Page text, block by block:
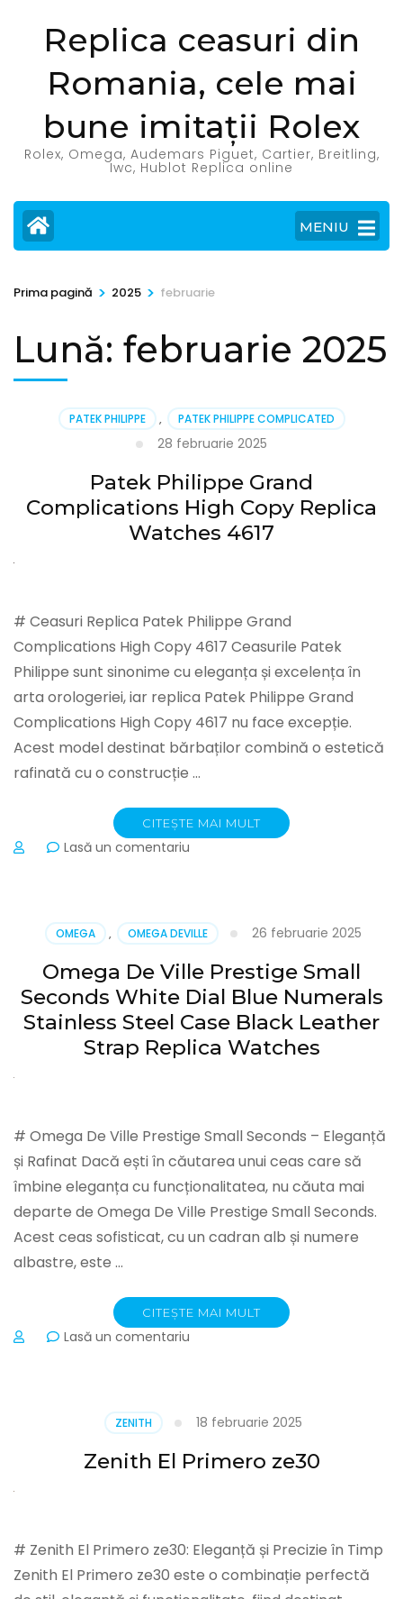
Replica ceasuri din
Romania, cele mai
bune imitații Rolex
Rolex, Omega, Audemars Piguet, Cartier, Breitling,
Iwc, Hublot Replica online
MENIU
Prima pagină > 2025 > februarie
Lună: februarie 2025
PATEK PHILIPPE , PATEK PHILIPPE COMPLICATED
28 februarie 2025
Patek Philippe Grand
Complications High Copy Replica
Watches 4617
# Ceasuri Replica Patek Philippe Grand
Complications High Copy 4617 Ceasurile Patek
Philippe sunt sinonime cu eleganța și excelența în
arta orologeriei, iar replica Patek Philippe Grand
Complications High Copy 4617 nu face excepție.
Acest model destinat bărbaților combină o estetică
rafinată cu o construcție …
CITEȘTE MAI MULT
Lasă un comentariu
Complications
High
Copy
Replica
Watches
4617
OMEGA , OMEGA DEVILLE 26 februarie 2025
Omega De Ville Prestige Small
Seconds White Dial Blue Numerals
Stainless Steel Case Black Leather
Strap Replica Watches
# Omega De Ville Prestige Small Seconds – Eleganță
și Rafinat Dacă ești în căutarea unui ceas care să
îmbine eleganța cu funcționalitatea, nu căuta mai
departe de Omega De Ville Prestige Small Seconds.
Acest ceas sofisticat, cu un cadran alb și numere
albastre, este …
CITEȘTE MAI MULT
Lasă un comentariu
Small
Seconds
White
Stainless
Steel
Case
ZENITH 18 februarie 2025
Zenith El Primero ze30
# Zenith El Primero ze30: Eleganță și Precizie în Timp
Zenith El Primero ze30 este o combinație perfectă